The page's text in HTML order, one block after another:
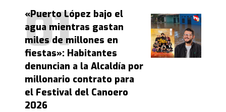
«Puerto López bajo el
agua mientras gastan
miles de millones en
fiestas»: Habitantes
denuncian a la Alcaldía por
millonario contrato para
el Festival del Canoero
2026